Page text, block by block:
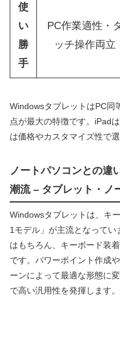
使
い
勝
手
PC作業適性・
ッチ操作両立
WindowsタブレットはPC同
点が最大の特徴です。iPad
は価格やカスタマイズ性で選
ノートパソコンとの違
潮流 – タブレット・ノ
Windowsタブレットは、キ
1モデル」が主流となって
はもちろん、キーボード装
です。パワーポイント作成
ーンによって最適な形態に
で高い汎用性を発揮します。